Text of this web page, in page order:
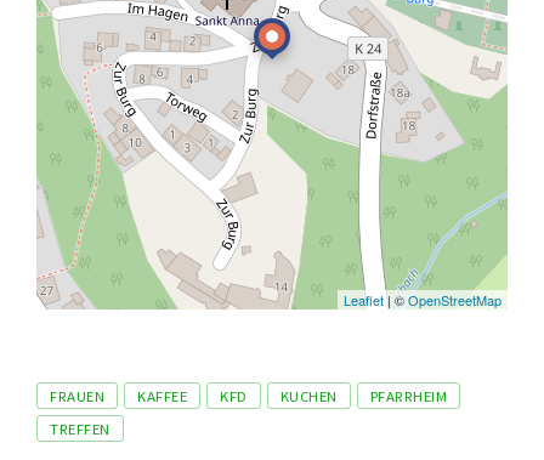
Leaflet| ©OpenStreetMap
Tags
FRAUEN KAFFEE KFD KUCHEN
PFARRHEIM
TREFFEN